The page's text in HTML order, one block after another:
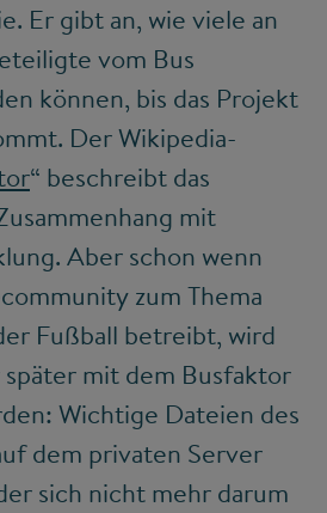
Er gibt an, wie viele an
vom Bus
können, bis das Projekt
Der Wikipedia-
“ beschreibt das
mit
Aber schon wenn
zum Thema
Fußball betreibt, wird
mit dem Busfaktor
Wichtige Dateien des
dem privaten Server
sich nicht mehr darum